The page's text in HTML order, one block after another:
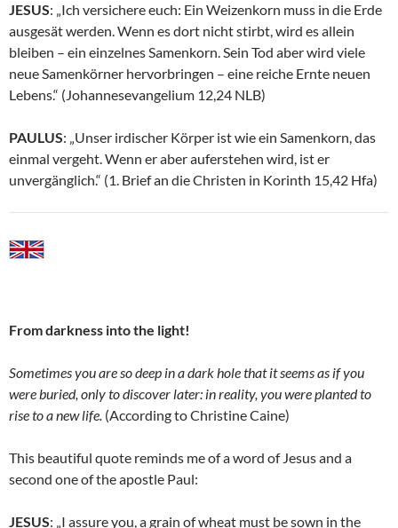
JESUS: „Ich versichere euch: Ein Weizenkorn muss in die Erde
ausgesät werden. Wenn es dort nicht stirbt, wird es allein
bleiben – ein einzelnes Samenkorn. Sein Tod aber wird viele
neue Samenkörner hervorbringen – eine reiche Ernte neuen
Lebens.“ (Johannesevangelium 12,24 NLB)
PAULUS: „Unser irdischer Körper ist wie ein Samenkorn, das
einmal vergeht. Wenn er aber auferstehen wird, ist er
unvergänglich.“ (1. Brief an die Christen in Korinth 15,42 Hfa)
From darkness into the light!
Sometimes you are so deep in a dark hole that it seems as if you
were buried, only to discover later: in reality, you were planted to
rise to a new life. (According to Christine Caine)
This beautiful quote reminds me of a word of Jesus and a
second one of the apostle Paul:
JESUS: „I assure you, a grain of wheat must be sown in the